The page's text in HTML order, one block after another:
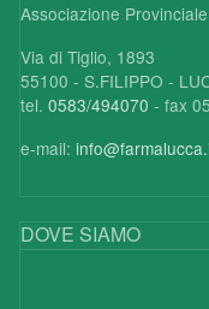
Associazione
Via di Tiglio, 1893
55100 - S.FILIPPO -
tel. 0583/494070 - fax
e-mail:
DOVE SIAMO